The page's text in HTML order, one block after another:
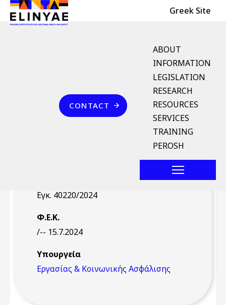
Skip to main content
Header Top Greek Site
English Menu
ABOUT
INFORMATION
LEGISLATION
RESEARCH
RESOURCES
SERVICES
TRAINING
PEROSH
Επικοινωνία
CONTACT
Breadcrumb
Εγκ. 40220/2024 (ΦΕΚ /--
Εγκ. 40220/2024
Φ.Ε.Κ.
/-- 15.7.2024
Υπουργεία
Εργασίας & Κοινωνικής Ασφάλισης